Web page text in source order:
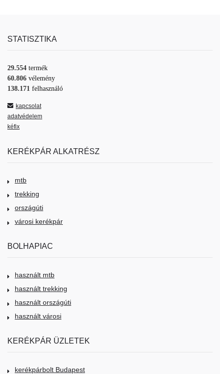
STATISZTIKA
29.554 termék
60.806 vélemény
138.171 felhasználó
kapcsolat
adatvédelem
kéfix
KERÉKPÁR ALKATRÉSZ
mtb
trekking
országúti
városi kerékpár
BOLHAPIAC
használt mtb
használt trekking
használt országúti
használt városi
KERÉKPÁR ÜZLETEK
kerékpárbolt Budapest